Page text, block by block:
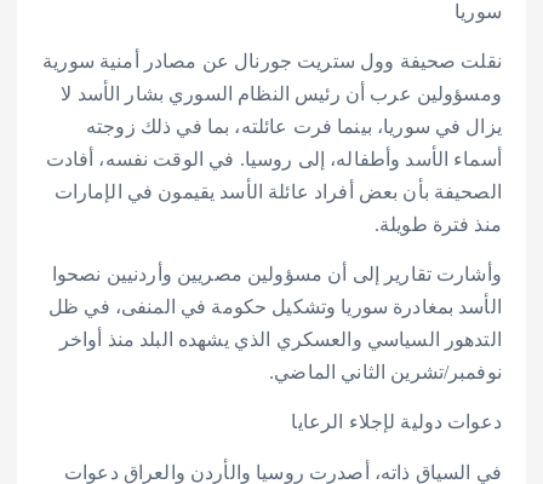
سوريا
نقلت صحيفة وول ستريت جورنال عن مصادر أمنية سورية
ومسؤولين عرب أن رئيس النظام السوري بشار الأسد لا
يزال في سوريا، بينما فرت عائلته، بما في ذلك زوجته
أسماء الأسد وأطفاله، إلى روسيا. في الوقت نفسه، أفادت
الصحيفة بأن بعض أفراد عائلة الأسد يقيمون في الإمارات
منذ فترة طويلة.
وأشارت تقارير إلى أن مسؤولين مصريين وأردنيين نصحوا
الأسد بمغادرة سوريا وتشكيل حكومة في المنفى، في ظل
التدهور السياسي والعسكري الذي يشهده البلد منذ أواخر
نوفمبر/تشرين الثاني الماضي.
دعوات دولية لإجلاء الرعايا
في السياق ذاته، أصدرت روسيا والأردن والعراق دعوات